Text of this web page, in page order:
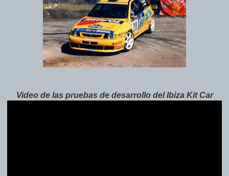
Video de las pruebas de desarrollo del Ibiza Kit Car